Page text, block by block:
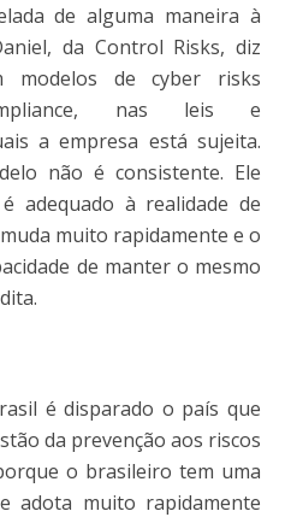
de alguma maneira à
da Control Risks, diz
modelos de cyber risks
nas leis e
a empresa está sujeita.
não é consistente. Ele
adequado à realidade de
muito rapidamente e o
de manter o mesmo
é disparado o país que
da prevenção aos riscos
o brasileiro tem uma
adota muito rapidamente